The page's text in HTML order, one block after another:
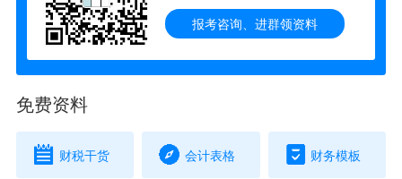
报考咨询、进群领资料
免费资料
财税干货 会计表格 财务模板